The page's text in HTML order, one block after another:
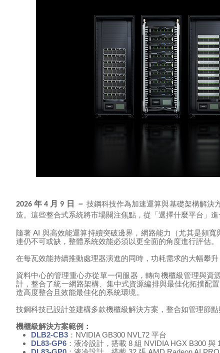
2026 年 4 月 9 日 － 技鋼科技作為加速運算與基礎架構解決
造。這些整合式系統將市場關注焦點，從「選擇什麼平台」
隨著 AI 與高效能運算持續突破邊界， 網路能力（尤其是頻寬
連仍不可或缺，整體系統效能必須以更全面的角度進行評估。
在每瓦效能持續推動處理器演進的同時， 功耗需求的大幅攀
資料中心的管理重心亦從單一伺服器，轉向機櫃級管理與資
計，整合了統一網路架構、集中式資源編排與最佳化拓撲配
造高度整合且效能最佳化的系統環境。
技鋼科技已設計並建構多款機櫃級解決方案，整合如管理節
機櫃級解決方案範例：
DLB2-CB3 ： NVIDIA GB300 NVL72 平台
DL83-GP6 ：液冷設計，搭載 8 組 NVIDIA HGX B300 與